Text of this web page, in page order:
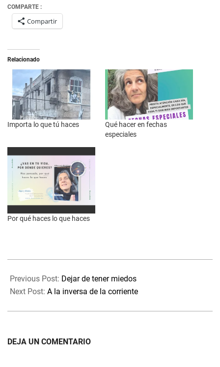
COMPARTE :
Compartir
Relacionado
Importa lo que tú haces
Qué hacer en fechas
especiales
Por qué haces lo que haces
08-
11
Previous Post: Dejar de tener miedos
Next Post: A la inversa de la corriente
DEJA UN COMENTARIO